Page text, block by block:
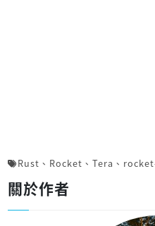
Rust 、 Rocket 、 Tera 、
關於作者